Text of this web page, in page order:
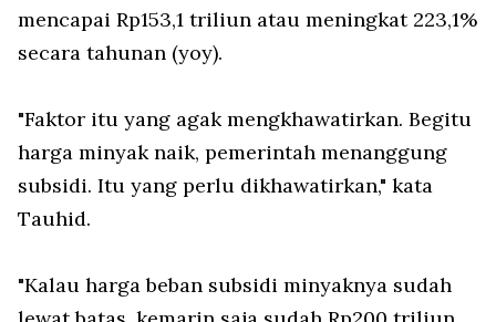
mencapai Rp153,1 triliun atau meningkat 223,1%
secara tahunan (yoy).
"Faktor itu yang agak mengkhawatirkan. Begitu
harga minyak naik, pemerintah menanggung
subsidi. Itu yang perlu dikhawatirkan," kata
Tauhid.
"Kalau harga beban subsidi minyaknya sudah